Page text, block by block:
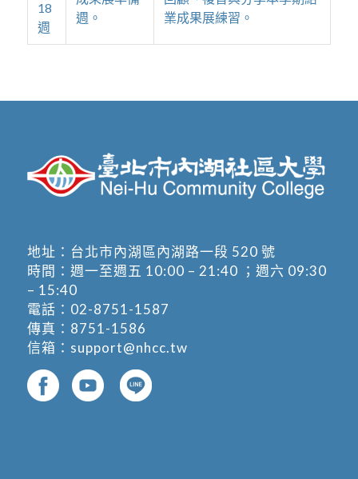
18
週
週。
業成果展練習。
地址： 台北市內湖區內湖路一段 520 號
時間：週一至週五 10:00 – 21:40 ；週六 09:30
– 15:40
電話： 02-8751-1587
傳真：8751-1586
信箱： support@nhcc.tw